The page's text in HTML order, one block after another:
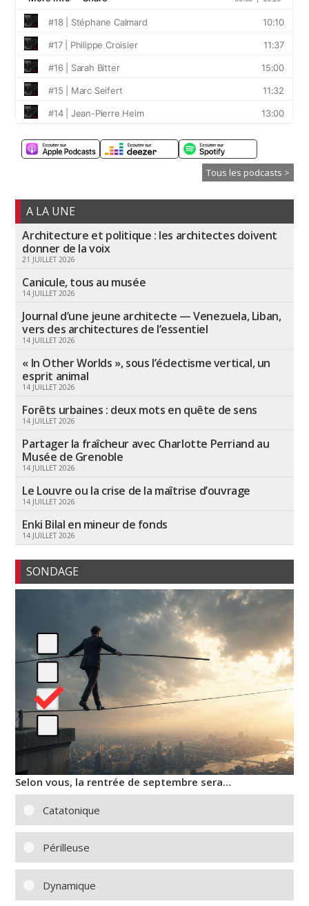
Tous les podcasts >
A LA UNE
Architecture et politique : les architectes doivent
donner de la voix
21 JUILLET 2026
Canicule, tous au musée
14 JUILLET 2026
Journal d’une jeune architecte — Venezuela, Liban,
vers des architectures de l’essentiel
14 JUILLET 2026
« In Other Worlds », sous l’éclectisme vertical, un
esprit animal
14 JUILLET 2026
Forêts urbaines : deux mots en quête de sens
14 JUILLET 2026
Partager la fraîcheur avec Charlotte Perriand au
Musée de Grenoble
14 JUILLET 2026
Le Louvre ou la crise de la maîtrise d’ouvrage
14 JUILLET 2026
Enki Bilal en mineur de fonds
14 JUILLET 2026
SONDAGE
Selon vous, la rentrée de septembre sera…
Catatonique
Périlleuse
Dynamique